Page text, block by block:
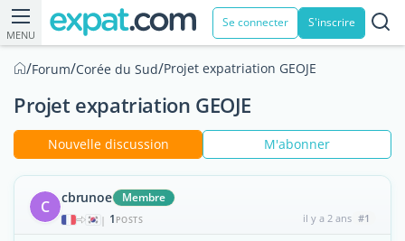
MENU
Se connecter S'inscrire
/Forum/Corée du Sud/Projet expatriation GEOJE
Projet expatriation GEOJE
Nouvelle discussion M'abonner
C cbrunoe Membre
| 1 POSTS il y a 2 ans #1